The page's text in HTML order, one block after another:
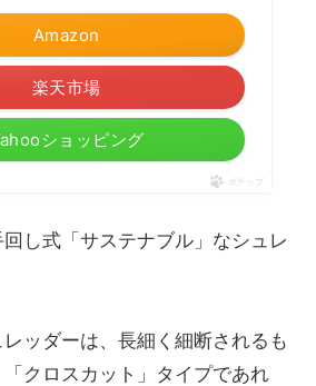
Amazon
楽天市場
ショッピング
ポチップ
し式「サステナブル」なシュレ
ッダーは、長細く細断されるも
クロスカット」タイプであれ